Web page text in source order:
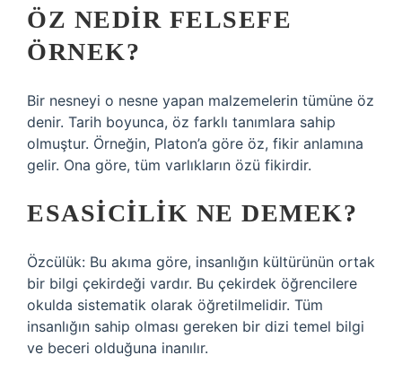
ÖZ NEDIR FELSEFE
ÖRNEK?
Bir nesneyi o nesne yapan malzemelerin tümüne öz
denir. Tarih boyunca, öz farklı tanımlara sahip
olmuştur. Örneğin, Platon’a göre öz, fikir anlamına
gelir. Ona göre, tüm varlıkların özü fikirdir.
ESASICILIK NE DEMEK?
Özcülük: Bu akıma göre, insanlığın kültürünün ortak
bir bilgi çekirdeği vardır. Bu çekirdek öğrencilere
okulda sistematik olarak öğretilmelidir. Tüm
insanlığın sahip olması gereken bir dizi temel bilgi
ve beceri olduğuna inanılır.